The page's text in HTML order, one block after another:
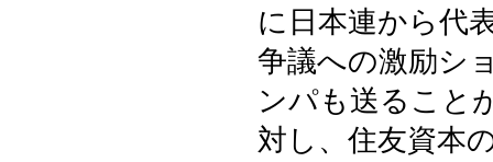
に日本連から代
争議への激励シ
ンパも送ること
対し、住友資本